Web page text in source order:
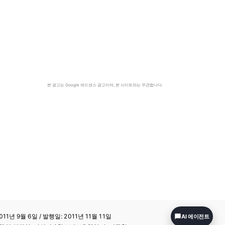
본 광고는 Google 애드센스 광고이며, 본 사이트와는 무관합니다.
년 9월 6일 / 발행일: 2011년 11월 11일
AI 에이전트